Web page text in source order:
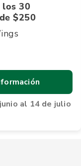
los 30
$250
al 14 de julio